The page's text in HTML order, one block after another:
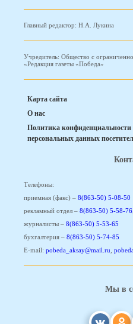
Главный редактор: Н.А. Лукина
Учредитель: Общество с
«Редакция газеты «Победа»
Карта сайта
О нас
Политика
персональных данных
Телефоны:
приемная (факс) – 8(863-50) 5-08-50
рекламный отдел – 8(863-50) 5-58-76,
журналисты – 8(863-50) 5-53-65
бухгалтерия – 8(863-50) 5-74-85
E-mail: pobeda_aksay@mail.ru,
Мы в